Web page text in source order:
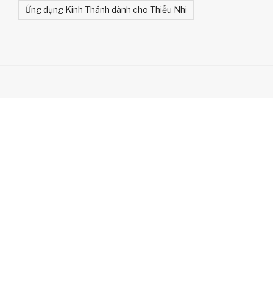
Ứng dụng Kinh Thánh dành cho Thiếu Nhi